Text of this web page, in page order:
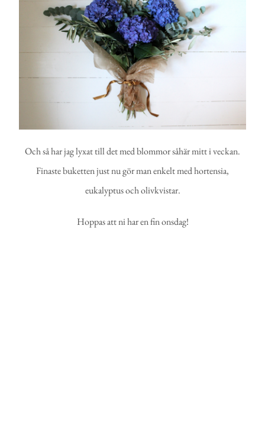
Och så har jag lyxat till det med blommor såhär mitt i veckan.
Finaste buketten just nu gör man enkelt med hortensia,
eukalyptus och olivkvistar.
Hoppas att ni har en fin onsdag!